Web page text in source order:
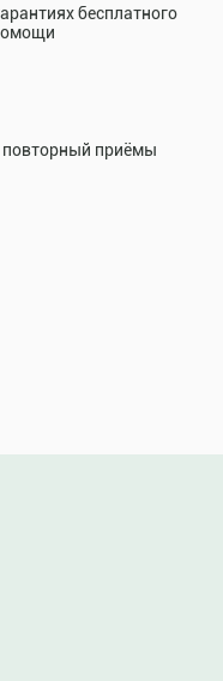
бесплатного
приёмы